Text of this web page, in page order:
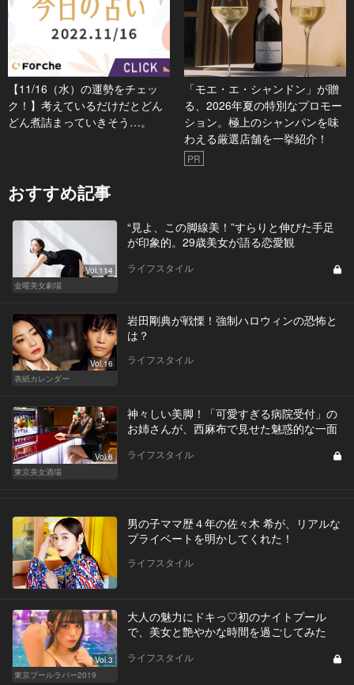
【11/16（水）の運勢をチェッ
ク！】考えているだけだとどん
どん煮詰まっていきそう…。
「モエ・エ・シャンドン」が贈
る、2026年夏の特別なプロモー
ション。極上のシャンパンを味
わえる厳選店舗を一挙紹介！
PR
おすすめ記事
Vol.114
金曜美女劇場
“見よ、この脚線美！”すらりと伸びた手足
が印象的。29歳美女が語る恋愛観
ライフスタイル
Vol.16
表紙カレンダー
岩田剛典が戦慄！強制ハロウィンの恐怖と
は？
ライフスタイル
Vol.6
東京美女酒場
神々しい美脚！「可愛すぎる病院受付」の
お姉さんが、西麻布で見せた魅惑的な一面
ライフスタイル
男の子ママ歴４年の佐々木 希が、リアルな
プライベートを明かしてくれた！
ライフスタイル
Vol.3
東京プールラバー2019
大人の魅力にドキっ♡初のナイトプール
で、美女と艶やかな時間を過ごしてみた
ライフスタイル